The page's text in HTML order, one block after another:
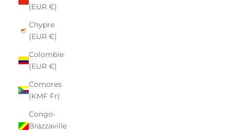
(EUR €)
Chypre
(EUR €)
Colombie
(EUR €)
Comores
(KMF Fr)
Congo-
Brazzaville